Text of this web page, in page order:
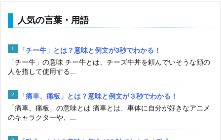
人気の言葉・用語
「チー牛」とは？意味と例文が3秒でわかる！
「チー牛」の意味 チー牛とは、チーズ牛丼を頼んでいそうな顔の
人を指して使用する...
「痛車、痛板」とは？意味と例文が３秒でわかる！
「痛車、痛板」の意味とは 痛車とは、車体に自分が好きなアニメ
のキャラクターや、...